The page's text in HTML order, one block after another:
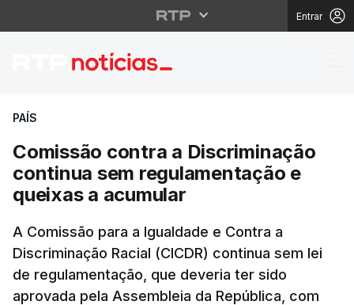
Entrar
Comissão contra a
PAÍS
Comissão contra a Discriminação
continua sem regulamentação e
queixas a acumular
A Comissão para a Igualdade e Contra a
Discriminação Racial (CICDR) continua sem lei
de regulamentação, que deveria ter sido
aprovada pela Assembleia da República, com